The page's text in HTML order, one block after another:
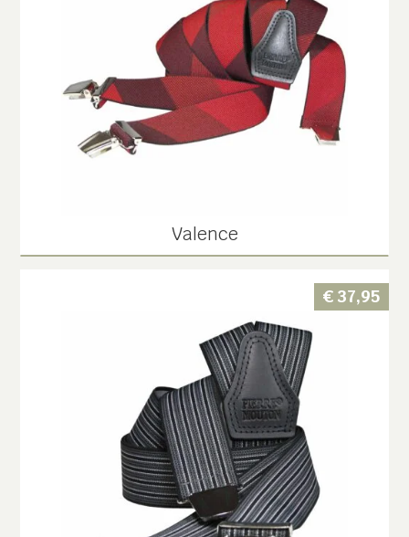
Valence
€37,95